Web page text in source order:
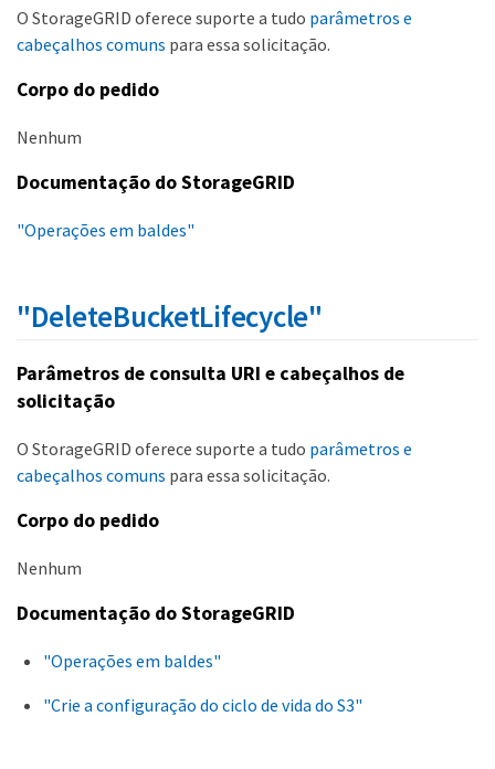
O StorageGRID oferece suporte a tudo parâmetros e
cabeçalhos comuns para essa solicitação.
Corpo do pedido
Nenhum
Documentação do StorageGRID
"Operações em baldes"
"DeleteBucketLifecycle"
Parâmetros de consulta URI e cabeçalhos de
solicitação
O StorageGRID oferece suporte a tudo parâmetros e
cabeçalhos comuns para essa solicitação.
Corpo do pedido
Nenhum
Documentação do StorageGRID
"Operações em baldes"
"Crie a configuração do ciclo de vida do S3"